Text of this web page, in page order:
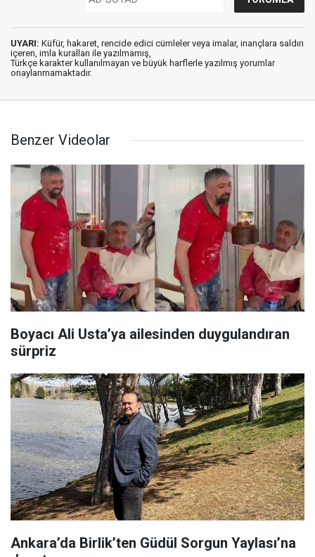
UYARI: Küfür, hakaret, rencide edici cümleler veya imalar, inançlara saldırı
içeren, imla kuralları ile yazılmamış,
Türkçe karakter kullanılmayan ve büyük harflerle yazılmış yorumlar
onaylanmamaktadır.
Benzer Videolar
Boyacı Ali Usta’ya ailesinden duygulandıran
sürpriz
Ankara’da Birlik’ten Güdül Sorgun Yaylası’na